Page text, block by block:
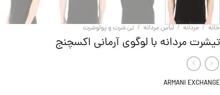
خانه / مردانه / لباس مردانه / تی شرت و پولوشرت
تیشرت مردانه با لوگوی آرمانی اکسچنج
ARMANI EXCHANGE